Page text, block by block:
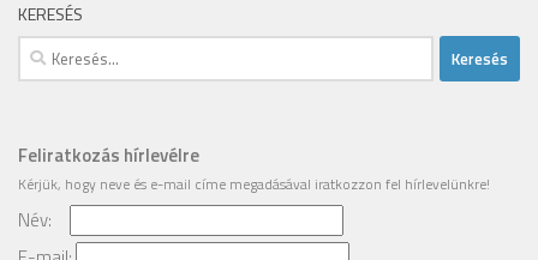
KERESÉS
Keresés:
Feliratkozás hírlevélre
Kérjük, hogy neve és e-mail címe megadásával iratkozzon fel hírlevelünkre!
Név: